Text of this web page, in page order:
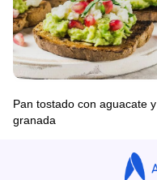
Pan tostado con aguacate y
granada